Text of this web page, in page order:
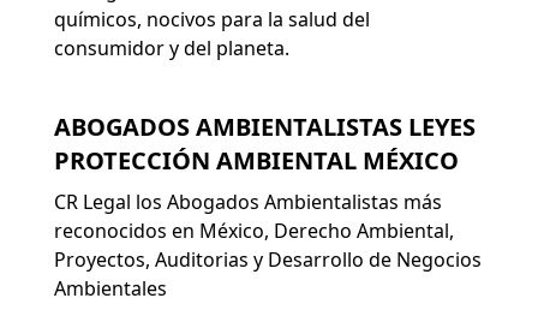
químicos, nocivos para la salud del
consumidor y del planeta.
ABOGADOS AMBIENTALISTAS LEYES
PROTECCIÓN AMBIENTAL MÉXICO
CR Legal los Abogados Ambientalistas más
reconocidos en México, Derecho Ambiental,
Proyectos, Auditorias y Desarrollo de Negocios
Ambientales